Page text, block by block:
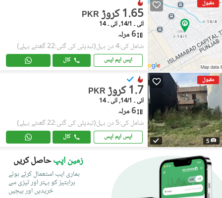
مقبول
PKR 1.65 کروڑ
آئی ۔ 14/1, آئی ۔ 14
6 مرلہ
شامل کی:4 دن پہل (تبدیلی کی گئی:22 گھنٹے پہلے)
ایس ایم ایس کال
مقبول
5
PKR 1.7 کروڑ
آئی ۔ 14/1, آئی ۔ 14
6 مرلہ
شامل کی:5 دن پہل (تبدیلی کی گئی:22 گھنٹے پہلے)
ایس ایم ایس کال
زمین اپپحاصل کریں
ہماری ایپ استعمال کرتے ہوئے
پراپٹیز کو بہتر اور تیزی سے
خریدیں اور بیچیں